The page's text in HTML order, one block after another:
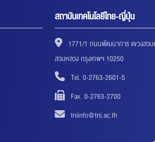
สถาบันเทคโนโลยีไทย-ญี่ปุ่น
1771/1 ถนนพัฒนาการ แขวงสวน
สวนหลวง กรุงเทพฯ 10250
Tel. 0-2763-2601-5
Fax. 0-2763-2700
tniinfo@tni.ac.th